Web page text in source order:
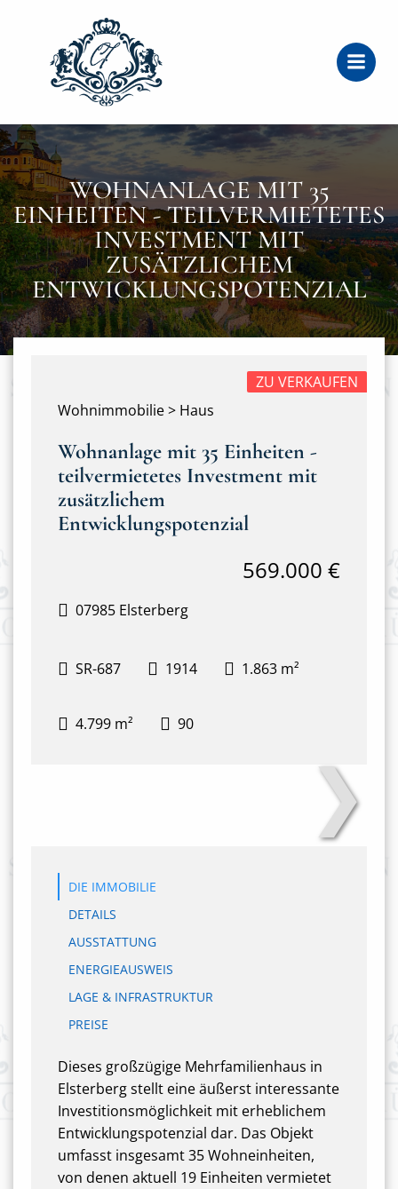
WOHNANLAGE MIT 35
EINHEITEN - TEILVERMIETETES
INVESTMENT MIT
ZUSÄTZLICHEM
ENTWICKLUNGSPOTENZIAL
Wohnimmobilie > Haus
ZU VERKAUFEN
Wohnanlage mit 35 Einheiten -
teilvermietetes Investment mit
zusätzlichem
Entwicklungspotenzial
07985 Elsterberg
569.000 €
SR-687 1914 1.863 m²
4.799 m² 90
❯
DIE IMMOBILIE
DETAILS
AUSSTATTUNG
ENERGIEAUSWEIS
LAGE & INFRASTRUKTUR
PREISE
Dieses großzügige Mehrfamilienhaus in
Elsterberg stellt eine äußerst interessante
Investitionsmöglichkeit mit erheblichem
Entwicklungspotenzial dar. Das Objekt
umfasst insgesamt 35 Wohneinheiten,
von denen aktuell 19 Einheiten vermietet